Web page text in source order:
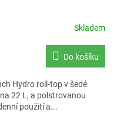
Skladem
Do košíku
Hydro roll-top v šedé
22 L, a polstrovanou
použití a...